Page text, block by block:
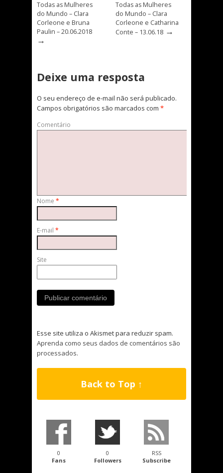
Todas as Mulheres
do Mundo – Clara
Corleone e Bruna
Paulin – 20.06.2018
→
Todas as Mulheres
do Mundo – Clara
Corleone e Catharina
Conte – 13.06.18 →
Deixe uma resposta
O seu endereço de e-mail não será publicado.
Campos obrigatórios são marcados com *
Comentário
Nome *
E-mail *
Site
Esse site utiliza o Akismet para reduzir spam.
Aprenda como seus dados de comentários são
processados.
Back to Top ↑
0
Fans
0
Followers
RSS
Subscribe